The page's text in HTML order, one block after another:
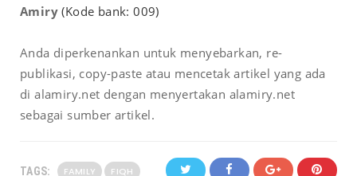
Amiry(Kode bank: 009)
Anda diperkenankan untuk menyebarkan, re-
publikasi, copy-paste atau mencetak artikel yang ada
di alamiry.net dengan menyertakan alamiry.net
sebagai sumber artikel.
TAGS: FAMILY FIQH